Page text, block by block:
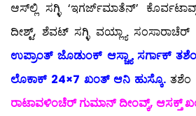
ಆಸ್‍ಲ್ಲಿ ಸಗ್ಳಿ ‘ಇಗರ್ಜ್‍ಮಾತೆನ್’
ದೀಶ್ಟ್, ಶೆವಟ್ ಸಗ್ಳಿ ವಯ್ಲ್ಯಾ ಸಂಸಾರಾಚೆರ್
ಉಪ್ರಾಂತ್ ಜೊಡುಂಕ್ ಆಸ್ಚ್ಯಾ ಸರ್ಗಾಕ್
ಲೊಕಾಕ್ 24×7 ಖಂತ್ ಆನಿ ಹುಸ್ಕೊ.ತಶೆಂ
ರಾಟಾವಳಿಂಚೆರ್ ಗುಮಾನ್ ದೀಂವ್ಕ್, ಆಸಕ್ತ್